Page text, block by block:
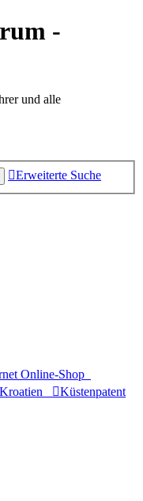
-
und alle
Erweiterte Suche
Online-Shop
Küstenpatent